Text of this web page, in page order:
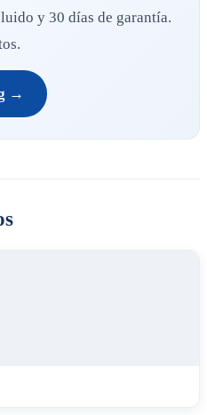
y 30 días de garantía.
→